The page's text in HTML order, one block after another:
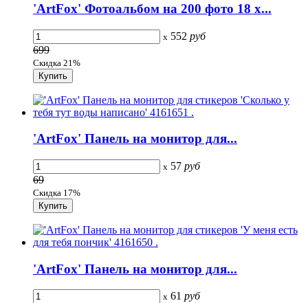
'ArtFox' Фотоальбом на 200 фото 18 х...
x 552 руб
699
Скидка 21%
'ArtFox' Панель на монитор для...
x 57 руб
69
Скидка 17%
'ArtFox' Панель на монитор для...
x 61 руб